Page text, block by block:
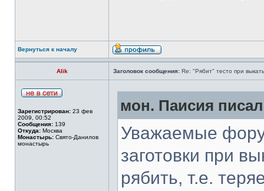
Вернуться к началу
Alik Заголовок сообщения: Re: "Рябит" тесто при
Зарегистрирован: 23 фев
2009, 00:52
Сообщения: 139
Откуда: Москва
Монастырь: Свято-Данилов
монастырь
мон. Паисия
Уважаемые
заготовки при
рябить, т.е.